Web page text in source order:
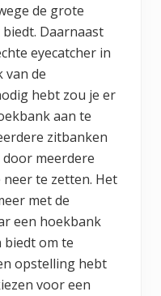
de grote
Daarnaast
eyecatcher in
van de
hebt zou je er
aan te
zitbanken
meerdere
te zetten. Het
met de
een hoekbank
biedt om te
opstelling hebt
voor een